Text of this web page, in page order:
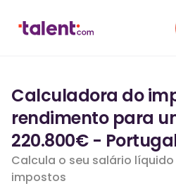
Calculadora do
rendimento para
220.800€ -
Calcula o seu salário
impostos